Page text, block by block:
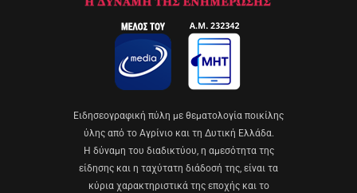
Eιδησεογραφική πύλη με θεματολογία ποικίλης
ύλης από το Αγρίνιο και τη Δυτική Ελλάδα.
Η δύναμη του διαδικτύου, η αμεσότητα της
είδησης και η ταχύτατη διάδοσή της, είναι τα
κύρια χαρακτηριστικά της εποχής και το